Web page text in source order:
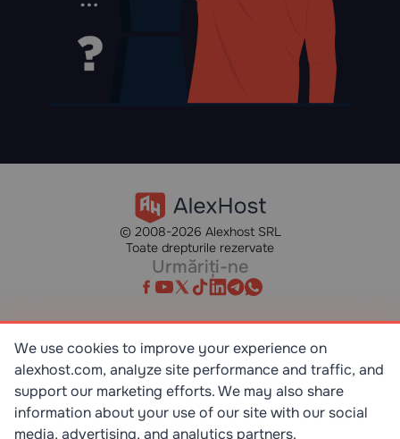
© 2008-2026 Alexhost SRL
Toate drepturile rezervate
Urmăriți-ne
SR EN ISO/IEC 27001:2023
STANDART
ISO 9001:2015
We use cookies to improve your experience on
alexhost.com, analyze site performance and traffic, and
support our marketing efforts. We may also share
information about your use of our site with our social
media, advertising, and analytics partners.